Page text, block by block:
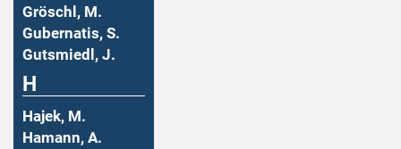
Gröschl, M.
Gubernatis, S.
Gutsmiedl, J.
H
Hajek, M.
Hamann, A.